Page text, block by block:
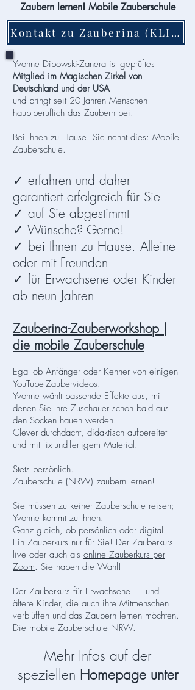
Zaubern lernen! Mobile Zauberschule
Kontakt zu Zauberina (KLICK!)
Yvonne Dibowski-Zanera ist geprüftes
Mitglied im Magischen Zirkel von
Deutschland und der USA
und bringt seit 20 Jahren Menschen
hauptberuflich das Zaubern bei!
Bei Ihnen zu Hause. Sie nennt dies: Mobile
Zauberschule.
✓ erfahren und daher
garantiert erfolgreich für Sie
✓ auf Sie abgestimmt
✓ Wünsche? Gerne!
✓ bei Ihnen zu Hause. Alleine
oder mit Freunden
✓ für Erwachsene oder Kinder
ab neun Jahren
Zauberina-Zauberworkshop
die mobile Zauberschule
Egal ob Anfänger oder Kenner von einigen
YouTube-Zaubervideos.
Yvonne wählt passende Effekte aus, mit
denen Sie Ihre Zuschauer schon bald aus
den Socken hauen werden.
Clever durchdacht, didaktisch aufbereitet
und mit fix-und-fertigem Material.
Stets persönlich.
Zauberschule (NRW) zaubern lernen!
Sie müssen zu keiner Zauberschule reisen;
Yvonne kommt zu Ihnen.
Ganz gleich, ob persönlich oder digital.
Ein Zauberkurs nur für Sie! Der Zauberkurs
live oder auch als online Zauberkurs per
Zoom. Sie haben die Wahl!
Der Zauberkurs für Erwachsene … und
ältere Kinder, die auch ihre Mitmenschen
verblüffen und das Zaubern lernen möchten.
Die mobile Zauberschule NRW.
Mehr Infos auf der
speziellen Homepage unter